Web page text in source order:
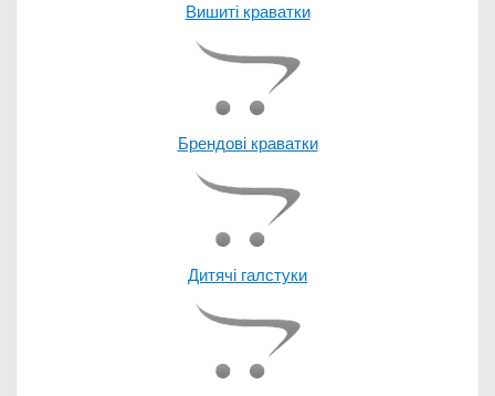
Вишиті краватки
Брендові краватки
Дитячі галстуки